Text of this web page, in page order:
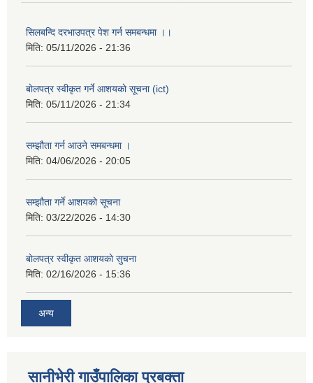
सिलबन्दि दरभाउपत्र पेश गर्न समबन्धमा ।।
मिति: 05/11/2026 - 21:36
बाेलपत्र स्वीकृत गर्ने आशयकाे सूचना (ict)
मिति: 05/11/2026 - 21:34
सम्झौता गर्न आउने समबन्धमा ।
मिति: 04/06/2026 - 20:05
सम्झौता गर्ने आशयको सूचना
मिति: 03/22/2026 - 14:30
बाेलपत्र स्वीकृत आशयकाे सुचना
मिति: 02/16/2026 - 15:36
अन्य
सानीभेरी गाउँपालिका प्रबक्ता